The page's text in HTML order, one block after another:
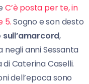
C’è posta per te, in
5. Sogno e son desto
,
negli anni Sessanta
Caterina Caselli.
dell’epoca sono